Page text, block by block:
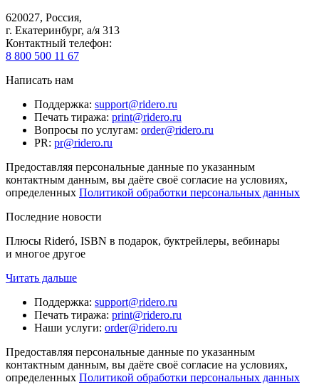
620027, Россия,
г. Екатеринбург, а/я 313
Контактный телефон:
8 800 500 11 67
Написать нам
Поддержка: support@ridero.ru
Печать тиража: print@ridero.ru
Вопросы по услугам: order@ridero.ru
PR: pr@ridero.ru
Предоставляя персональные данные по указанным
контактным данным, вы даёте своё согласие на условиях,
определенных Политикой обработки персональных данных
Последние новости
Плюсы Rideró, ISBN в подарок, буктрейлеры, вебинары
и многое другое
Читать дальше
Поддержка: support@ridero.ru
Печать тиража: print@ridero.ru
Наши услуги: order@ridero.ru
Предоставляя персональные данные по указанным
контактным данным, вы даёте своё согласие на условиях,
определенных Политикой обработки персональных данных